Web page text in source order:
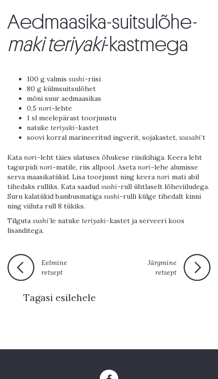
Aedmaasika-suitsulõhe-
maki teriyaki-kastmega
100 g valmis sushi-riisi
80 g külmsuitsulõhet
mõni suur aedmaasikas
0,5 nori-lehte
1 sl meelepärast toorjuustu
natuke teriyaki-kastet
soovi korral marineeritud ingverit, sojakastet, wasabi’t
Kata nori-leht täies ulatuses õhukese riisikihiga. Keera leht
tagurpidi nori-matile, riis allpool. Aseta nori-lehe alumisse
serva maasikatükid. Lisa toorjuust ning keera nori mati abil
tihedaks rulliks. Kata saadud sushi-rull ühtlaselt lõheviiludega.
Suru kalatükid bambusmatiga sushi-rulli külge tihedalt kinni
ning viiluta rull 8 tükiks.
Tilguta sushi’le natuke teriyaki-kastet ja serveeri koos
lisanditega.
Eelmine
retsept
Järgmine
retsept
Tagasi esilehele